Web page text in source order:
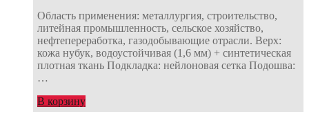
Область применения: металлургия, строительство,
литейная промышленность, сельское хозяйство,
нефтепереработка, газодобывающие отрасли. Верх:
кожа нубук, водоустойчивая (1,6 мм) + синтетическая
плотная ткань Подкладка: нейлоновая сетка Подошва:
…
В корзину